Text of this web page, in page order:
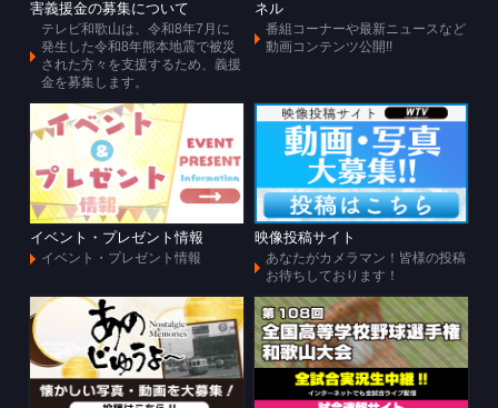
害義援金の募集について
テレビ和歌山は、令和8年7月に
発生した令和8年熊本地震で被災
された方々を支援するため、義援
金を募集します。
ネル
番組コーナーや最新ニュースなど
動画コンテンツ公開!!
イベント・プレゼント情報
イベント・プレゼント情報
映像投稿サイト
あなたがカメラマン！皆様の投稿
お待ちしております！